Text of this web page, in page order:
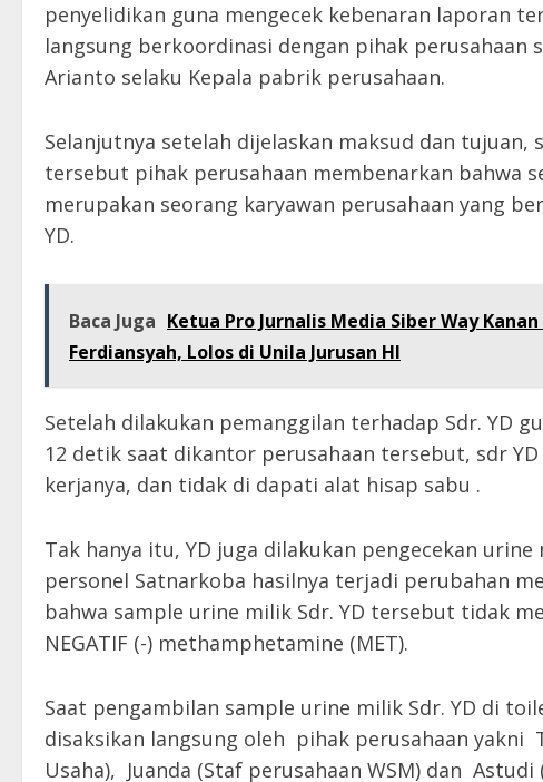
penyelidikan guna mengecek kebenaran laporan
langsung berkoordinasi dengan pihak perusahaan
Arianto selaku Kepala pabrik perusahaan.
Selanjutnya setelah dijelaskan maksud dan
tersebut pihak perusahaan membenarkan bahwa
merupakan seorang karyawan perusahaan yang
YD.
Baca Juga Ketua Pro Jurnalis Media Siber Way
Ferdiansyah, Lolos di Unila Jurusan HI
Setelah dilakukan pemanggilan terhadap Sdr. YD
12 detik saat dikantor perusahaan tersebut, sdr
kerjanya, dan tidak di dapati alat hisap sabu .
Tak hanya itu, YD juga dilakukan pengecekan
personel Satnarkoba hasilnya terjadi perubahan
bahwa sample urine milik Sdr. YD tersebut tidak
NEGATIF (-) methamphetamine (MET).
Saat pengambilan sample urine milik Sdr. YD di
disaksikan langsung oleh pihak perusahaan yakni
Usaha), Juanda (Staf perusahaan WSM) dan